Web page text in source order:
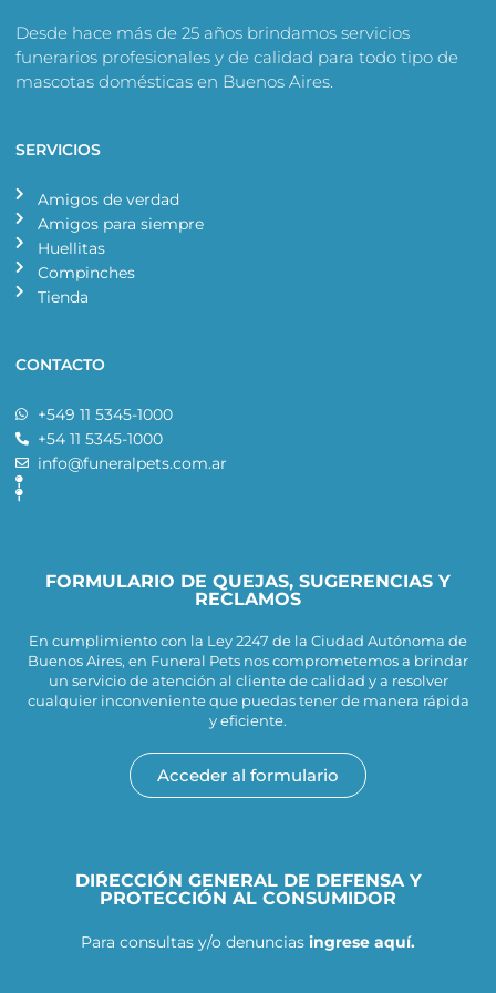
Desde hace más de 25 años brindamos servicios
funerarios profesionales y de calidad para todo tipo de
mascotas domésticas en Buenos Aires.
SERVICIOS
Amigos de verdad
Amigos para siempre
Huellitas
Compinches
Tienda
CONTACTO
+549 11 5345-1000
+54 11 5345-1000
info@funeralpets.com.ar
FORMULARIO DE QUEJAS, SUGERENCIAS Y
RECLAMOS
En cumplimiento con la Ley 2247 de la Ciudad Autónoma de
Buenos Aires, en Funeral Pets nos comprometemos a brindar
un servicio de atención al cliente de calidad y a resolver
cualquier inconveniente que puedas tener de manera rápida
y eficiente.
Acceder al formulario
DIRECCIÓN GENERAL DE DEFENSA Y
PROTECCIÓN AL CONSUMIDOR
Para consultas y/o denuncias ingrese aquí.